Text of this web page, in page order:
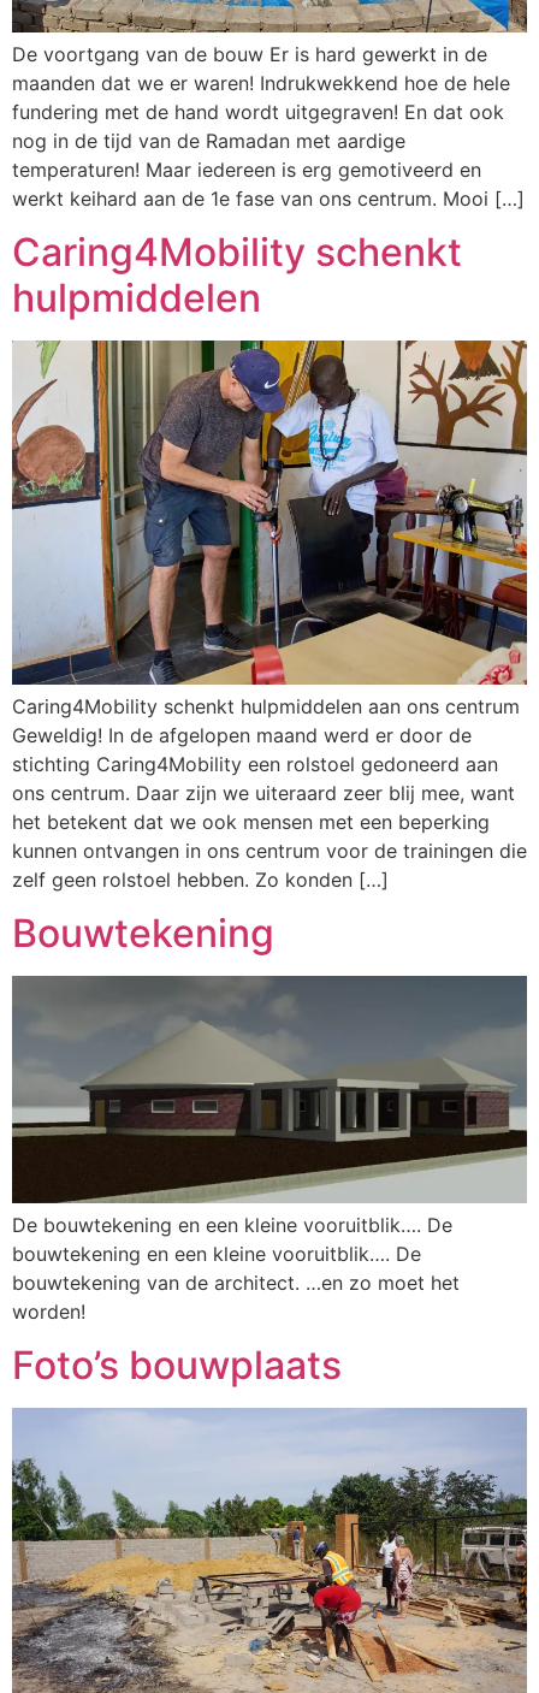
De voortgang van de bouw Er is hard gewerkt in de
maanden dat we er waren! Indrukwekkend hoe de hele
fundering met de hand wordt uitgegraven! En dat ook
nog in de tijd van de Ramadan met aardige
temperaturen! Maar iedereen is erg gemotiveerd en
werkt keihard aan de 1e fase van ons centrum. Mooi […]
Caring4Mobility schenkt
hulpmiddelen
Caring4Mobility schenkt hulpmiddelen aan ons centrum
Geweldig! In de afgelopen maand werd er door de
stichting Caring4Mobility een rolstoel gedoneerd aan
ons centrum. Daar zijn we uiteraard zeer blij mee, want
het betekent dat we ook mensen met een beperking
kunnen ontvangen in ons centrum voor de trainingen die
zelf geen rolstoel hebben. Zo konden […]
Bouwtekening
De bouwtekening en een kleine vooruitblik…. De
bouwtekening en een kleine vooruitblik…. De
bouwtekening van de architect. …en zo moet het
worden!
Foto’s bouwplaats